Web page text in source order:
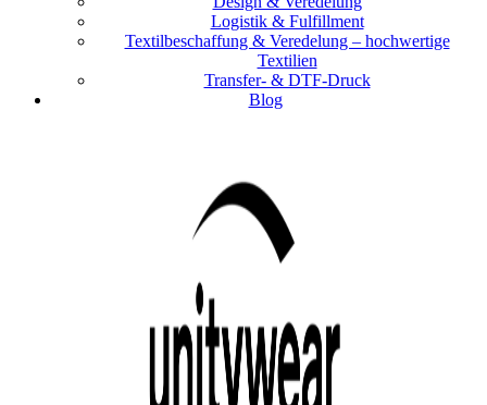
Logistik & Fulfillment
Textilbeschaffung & Veredelung – hochwertige
Textilien
Transfer- & DTF-Druck
Blog